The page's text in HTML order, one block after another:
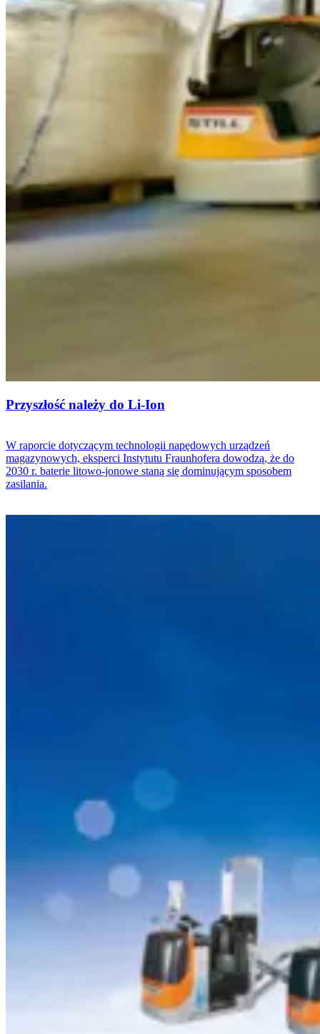
Przyszłość należy do Li-Ion
W raporcie dotyczącym technologii napędowych urządzeń
magazynowych, eksperci Instytutu Fraunhofera dowodzą, że do
2030 r. baterie litowo-jonowe staną się dominującym sposobem
zasilania.